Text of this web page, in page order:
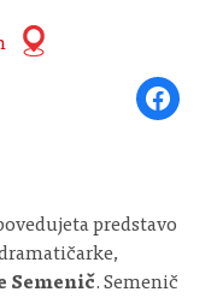
Share on
predstavo
Semenič. Semenič